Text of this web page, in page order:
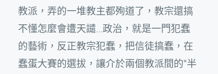
教派，弄的一堆教主都殉道了，教宗還搞
不懂怎麼會遭天譴…政治，就是一門犯蠢
的藝術，反正教宗犯蠢，把信徒搞蠢，在
蠢蛋大賽的選拔，讓介於兩個教派間的"半